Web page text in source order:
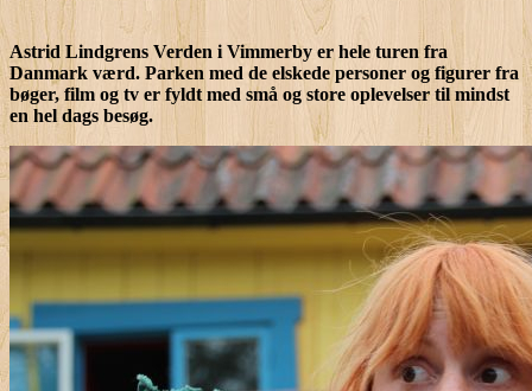
Astrid Lindgrens Verden i Vimmerby er hele turen fra
Danmark værd. Parken med de elskede personer og figurer fra
bøger, film og tv er fyldt med små og store oplevelser til mindst
en hel dags besøg.